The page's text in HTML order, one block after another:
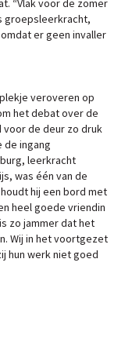
“Vlak voor de zomer
groepsleerkracht,
er geen invaller
veroveren op
het debat over de
de deur zo druk
ingang
leerkracht
was één van de
hij een bord met
heel goede vriendin
zo jammer dat het
Wij in het voortgezet
hun werk niet goed